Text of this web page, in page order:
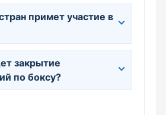
примет участие в
закрытие
по боксу?